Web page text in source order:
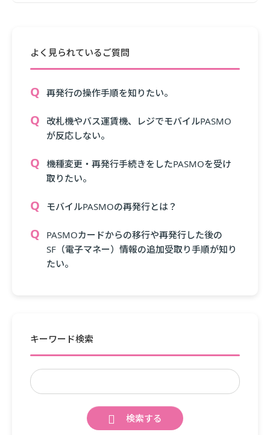
よく見られているご質問
再発行の操作手順を知りたい。
改札機やバス運賃機、レジでモバイルPASMO
が反応しない。
機種変更・再発行手続きをしたPASMOを受け
取りたい。
モバイルPASMOの再発行とは？
PASMOカードからの移行や再発行した後の
SF（電子マネー）情報の追加受取り手順が知り
たい。
キーワード検索
検索する